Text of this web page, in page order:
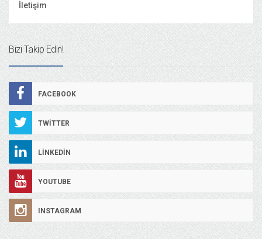
İletişim
Bizi Takip Edin!
FACEBOOK
TWITTER
LINKEDIN
YOUTUBE
INSTAGRAM